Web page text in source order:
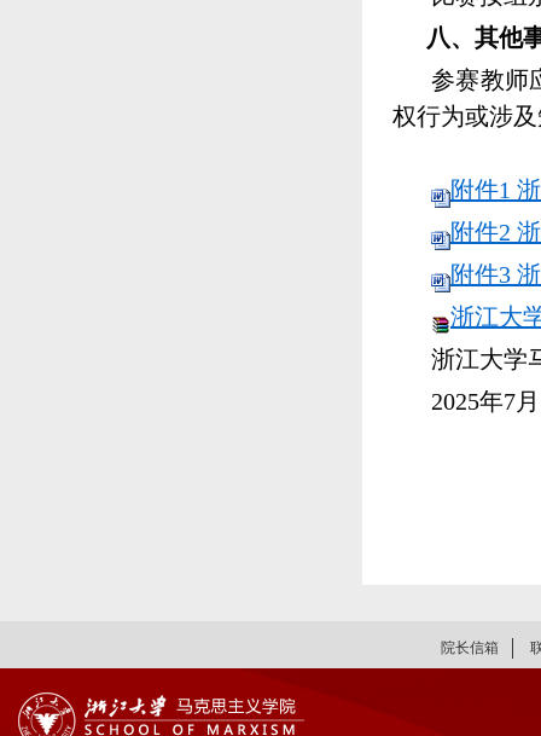
八、其他
参赛教师
权行为或涉
附件1
附件2
附件3
浙江大
浙江大学
2025年7月
院长信箱